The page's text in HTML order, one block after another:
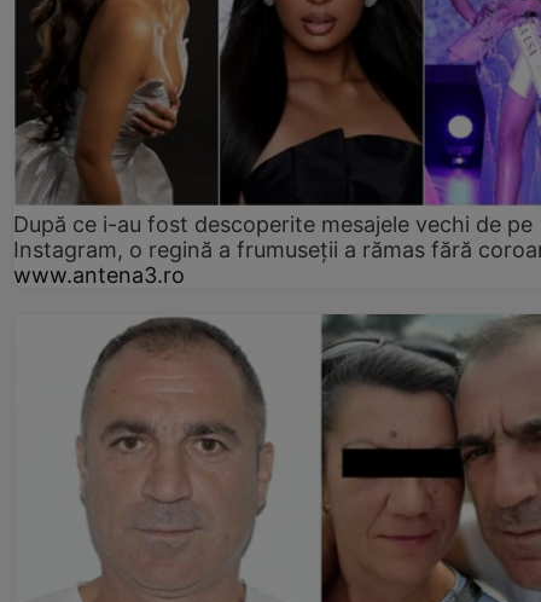
După ce i-au fost descoperite mesajele vechi de pe
Instagram, o regină a frumuseții a rămas fără
www.antena3.ro